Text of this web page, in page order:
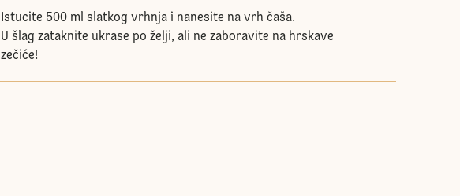
Istucite 500 ml slatkog vrhnja i nanesite na vrh čaša.
U šlag zataknite ukrase po želji, ali ne zaboravite na hrskave
zečiće!